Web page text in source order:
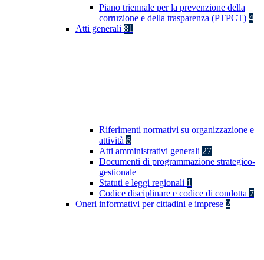
Piano triennale per la prevenzione della
corruzione e della trasparenza (PTPCT) 4
Atti generali 81
Riferimenti normativi su organizzazione e
attività 6
Atti amministrativi generali 27
Documenti di programmazione strategico-
gestionale
Statuti e leggi regionali 1
Codice disciplinare e codice di condotta 7
Oneri informativi per cittadini e imprese 2